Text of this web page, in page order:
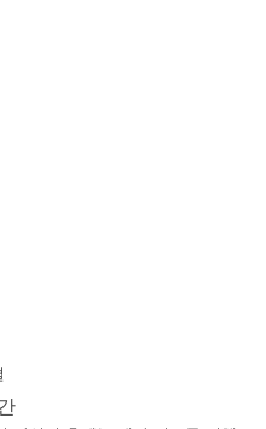
드는 것을 목표로하고
들을 담고 싶습니다.